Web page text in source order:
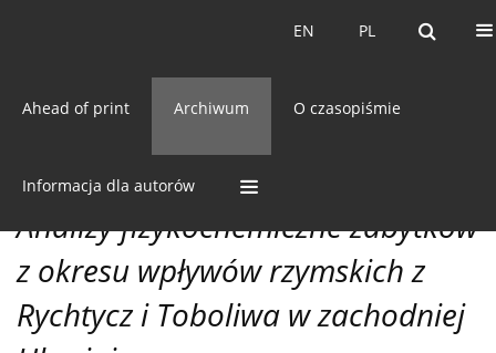
PL
EN PL
EN
Ahead of print Archiwum O czasopiśmie
Informacja dla autorów
75/2024 vol. LXXV
CC BY-NC 3.0 Polska
Analizy fizykochemiczne zabytków
z okresu wpływów rzymskich z
Rychtycz i Toboliwa w zachodniej